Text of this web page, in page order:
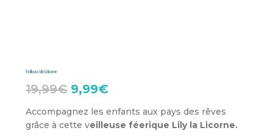
Veilleuse Lily la licorne
19,99€ Le
prix
initial
9,99€Le
prix
actuel
Accompagnez les enfants aux pays des rêves
grâce à cette veilleuse féerique Lily la Licorne.